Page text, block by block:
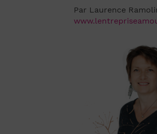
Par Laurence